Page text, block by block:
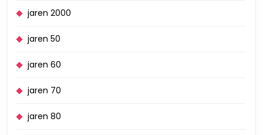
jaren 2000
jaren 50
jaren 60
jaren 70
jaren 80